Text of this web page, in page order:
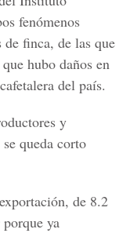
fenómenos
de finca, de las que
hubo daños en
del país.
y
queda corto
de 8.2
ya